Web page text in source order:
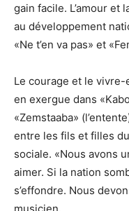
gain facile. L’amour
au développement
«Ne t’en va pas» et
Le courage et le
en exergue dans
«Zemstaaba»
entre les fils et filles
sociale. «Nous avons
aimer. Si la nation
s’effondre. Nous
musicien.